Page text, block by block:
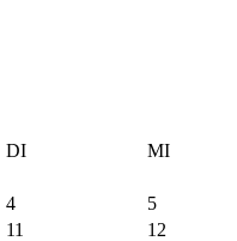
DI
MI
4
5
11
12